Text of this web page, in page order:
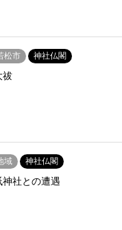
松市 神社仏閣
祓
域 神社仏閣
神社との遭遇